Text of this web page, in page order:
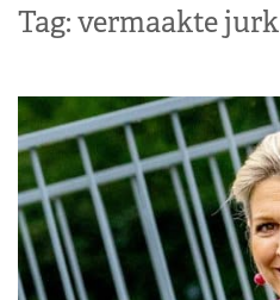
Tag: vermaakte jurk